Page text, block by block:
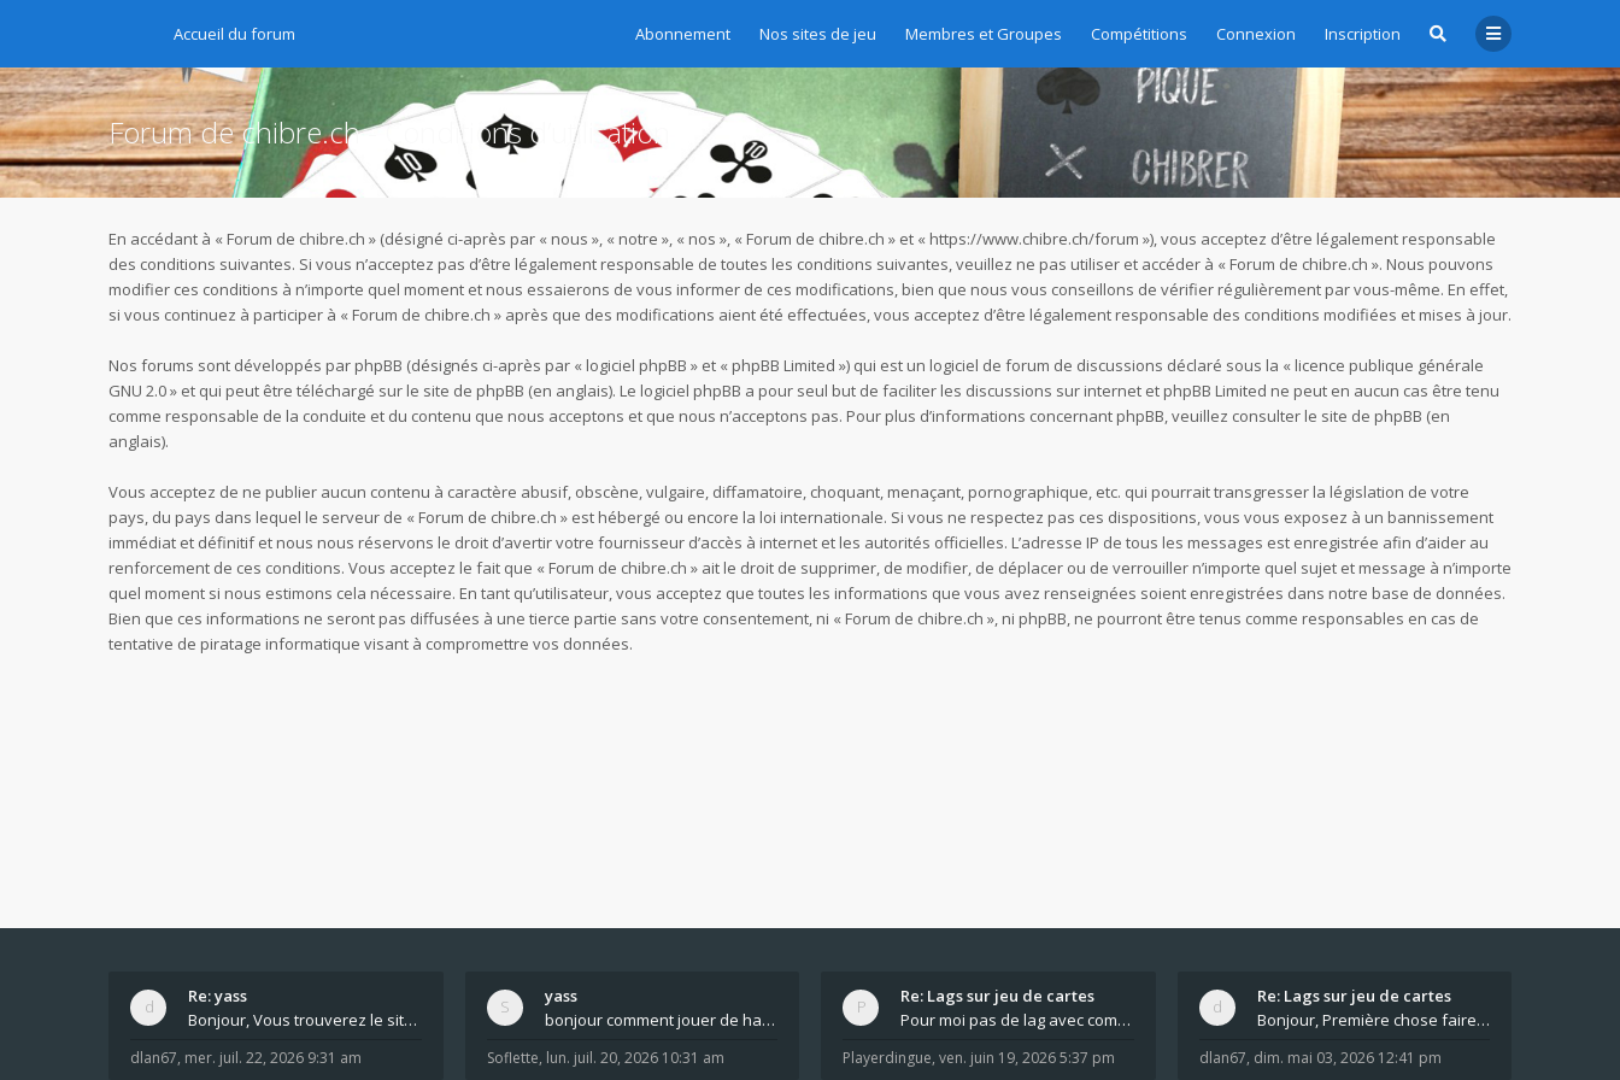
Abonnement Nos sites de jeu Membres et Groupes Compétitions Connexion Inscription
Accueil du forum
Forum de chibre.ch - Conditions d’utilisation
En accédant à « Forum de chibre.ch » (désigné ci-après par « nous », « notre », « nos », « Forum de chibre.ch » et « https://www.chibre.ch/forum »), vous acceptez d’être légalement responsable
des conditions suivantes. Si vous n’acceptez pas d’être légalement responsable de toutes les conditions suivantes, veuillez ne pas utiliser et accéder à « Forum de chibre.ch ». Nous pouvons
modifier ces conditions à n’importe quel moment et nous essaierons de vous informer de ces modifications, bien que nous vous conseillons de vérifier régulièrement par vous-même. En effet,
si vous continuez à participer à « Forum de chibre.ch » après que des modifications aient été effectuées, vous acceptez d’être légalement responsable des conditions modifiées et mises à jour.
Nos forums sont développés par phpBB (désignés ci-après par « logiciel phpBB » et « phpBB Limited ») qui est un logiciel de forum de discussions déclaré sous la « licence publique générale
GNU 2.0» et qui peut être téléchargé sur le site de phpBB (en anglais). Le logiciel phpBB a pour seul but de faciliter les discussions sur internet et phpBB Limited ne peut en aucun cas être tenu
comme responsable de la conduite et du contenu que nous acceptons et que nous n’acceptons pas. Pour plus d’informations concernant phpBB, veuillez consulter le site de phpBB (en
anglais).
Vous acceptez de ne publier aucun contenu à caractère abusif, obscène, vulgaire, diffamatoire, choquant, menaçant, pornographique, etc. qui pourrait transgresser la législation de votre
pays, du pays dans lequel le serveur de « Forum de chibre.ch » est hébergé ou encore la loi internationale. Si vous ne respectez pas ces dispositions, vous vous exposez à un bannissement
immédiat et définitif et nous nous réservons le droit d’avertir votre fournisseur d’accès à internet et les autorités officielles. L’adresse IP de tous les messages est enregistrée afin d’aider au
renforcement de ces conditions. Vous acceptez le fait que « Forum de chibre.ch » ait le droit de supprimer, de modifier, de déplacer ou de verrouiller n’importe quel sujet et message à n’importe
quel moment si nous estimons cela nécessaire. En tant qu’utilisateur, vous acceptez que toutes les informations que vous avez renseignées soient enregistrées dans notre base de données.
Bien que ces informations ne seront pas diffusées à une tierce partie sans votre consentement, ni « Forum de chibre.ch », ni phpBB, ne pourront être tenus comme responsables en cas de
tentative de piratage informatique visant à compromettre vos données.
Re: yass
Bonjour, Vous trouverez le site ici dans le foru
dlan67, mer. juil. 22, 2026 9:31 am
yass
bonjour comment jouer de haut en bas tout atout mi
Soflette, lun. juil. 20, 2026 10:31 am
Re: Lags sur jeu de cartes
Pour moi pas de lag avec comme navigateur Chrome
Playerdingue, ven. juin 19, 2026 5:37 pm
Re: Lags sur jeu de cartes
Bonjour, Première chose faire un arrêt complet de
dlan67, dim. mai 03, 2026 12:41 pm